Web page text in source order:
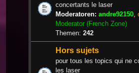
concertants le laser
Moderatoren: andre92150
Moderator (French Zone)
Themen: 242
Hors sujets
pour tous les topics qui ne
les laser